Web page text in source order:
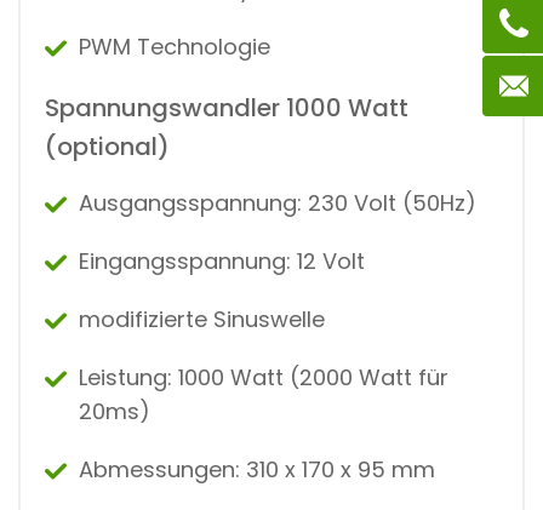
PWM Technologie
Spannungswandler 1000 Watt
(optional)
Ausgangsspannung: 230 Volt (50Hz)
Eingangsspannung: 12 Volt
modifizierte Sinuswelle
Leistung: 1000 Watt (2000 Watt für
20ms)
Abmessungen: 310 x 170 x 95 mm